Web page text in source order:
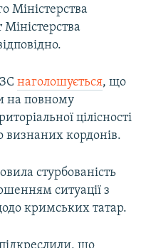
Міністерства
наголошується, що
на повному
цілісності
кордонів.
стурбованість
ситуації з
кримських татар.